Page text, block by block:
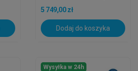
5 749,00 zł
Dodaj do koszyka
Wysyłka w 24h